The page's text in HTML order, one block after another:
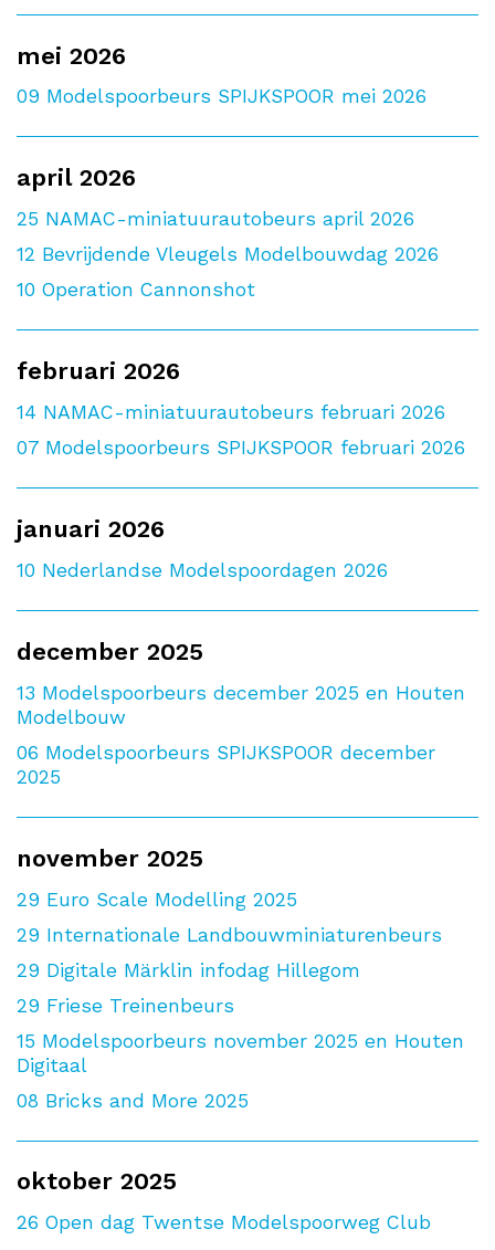
mei 2026
09 Modelspoorbeurs SPIJKSPOOR mei 2026
april 2026
25 NAMAC-miniatuurautobeurs april 2026
12 Bevrijdende Vleugels Modelbouwdag 2026
10 Operation Cannonshot
februari 2026
14 NAMAC-miniatuurautobeurs februari 2026
07 Modelspoorbeurs SPIJKSPOOR februari 2026
januari 2026
10 Nederlandse Modelspoordagen 2026
december 2025
13 Modelspoorbeurs december 2025 en Houten
Modelbouw
06 Modelspoorbeurs SPIJKSPOOR december
2025
november 2025
29 Euro Scale Modelling 2025
29 Internationale Landbouwminiaturenbeurs
29 Digitale Märklin infodag Hillegom
29 Friese Treinenbeurs
15 Modelspoorbeurs november 2025 en Houten
Digitaal
08 Bricks and More 2025
oktober 2025
26 Open dag Twentse Modelspoorweg Club